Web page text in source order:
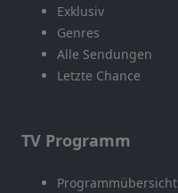
Exklusiv
Genres
Alle Sendungen
Letzte Chance
TV Programm
Programmübersicht